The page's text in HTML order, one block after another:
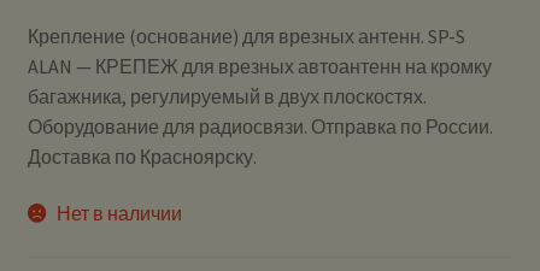
Крепление (основание) для врезных антенн. SP-S
ALAN — КРЕПЕЖ для врезных автоантенн на кромку
багажника, регулируемый в двух плоскостях.
Оборудование для радиосвязи. Отправка по России.
Доставка по Красноярску.
Нет в наличии